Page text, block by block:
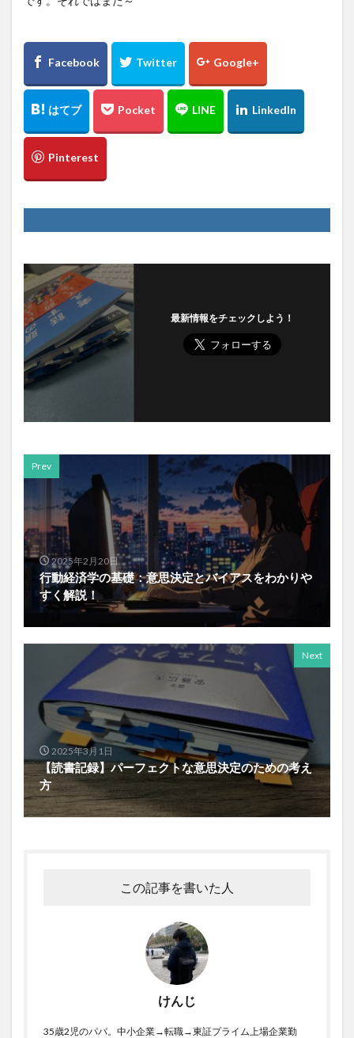
最新情報をチェックしよう！
Prev
2025年2月20日
行動経済学の基礎：意思決定とバイアスをわかりや
すく解説！
Next
2025年3月1日
【読書記録】パーフェクトな意思決定のための考え
方
この記事を書いた人
けんじ
35歳2児のパパ。中小企業→転職→東証プライム上場企業勤